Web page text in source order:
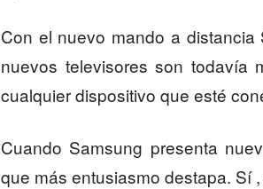
Con el nuevo mando a
nuevos televisores son todavía
cualquier dispositivo que esté
Cuando Samsung presenta
que más entusiasmo destapa. Sí